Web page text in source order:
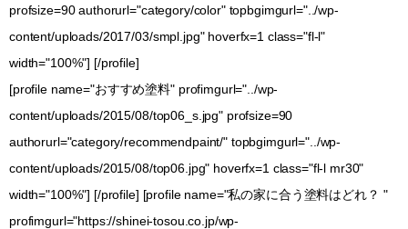
profsize=90 authorurl="category/color" topbgimgurl="../wp-
content/uploads/2017/03/smpl.jpg" hoverfx=1 class="fl-l"
width="100%"] [/profile]
[profile name="おすすめ塗料" profimgurl="../wp-
content/uploads/2015/08/top06_s.jpg" profsize=90
authorurl="category/recommendpaint/" topbgimgurl="../wp-
content/uploads/2015/08/top06.jpg" hoverfx=1 class="fl-l mr30"
width="100%"] [/profile] [profile name="私の家に合う塗料はどれ？ "
profimgurl="https://shinei-tosou.co.jp/wp-